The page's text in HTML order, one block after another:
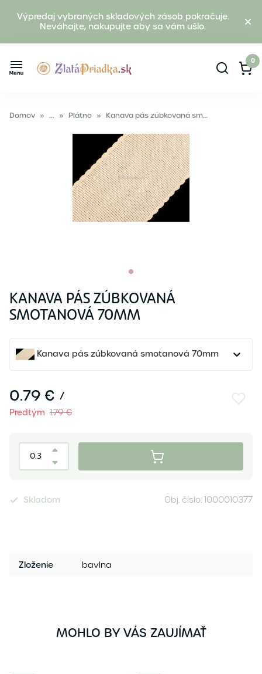
Výpredaj vybraných skladových zásob pokračuje.
Neváhajte, nakupujte aby sa vám ušlo.
0
Domov » ... » Plátno » Kanava pás zúbkovaná smotanová 70mm
KANAVA PÁS ZÚBKOVANÁ
SMOTANOVÁ 70MM
Kanava pás zúbkovaná smotanová 70mm
0.79 € /
Predtým 1.79 €
Skladom Obj. číslo: 1000010377
Zloženie bavlna
MOHLO BY VÁS ZAUJÍMAŤ